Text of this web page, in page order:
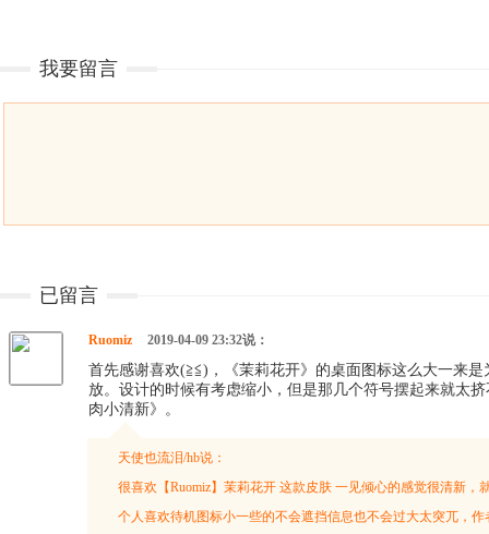
我要留言
已留言
Ruomiz 2019-04-09 23:32说：
首先感谢喜欢(≧≦)，《茉莉花开》的桌面图标这么大一来
放。设计的时候有考虑缩小，但是那几个符号摆起来就太
肉小清新》。
天使也流泪/hb说：
很喜欢【Ruomiz】茉莉花开 这款皮肤 一见倾心的感觉很清新
个人喜欢待机图标小一些的不会遮挡信息也不会过大太突兀，作